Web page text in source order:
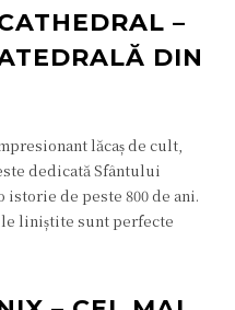
–
DIN
lăcaș de cult,
dedicată Sfântului
de peste 800 de ani.
liniștite sunt perfecte